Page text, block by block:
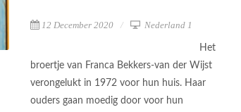
12 December 2020 Nederland 1
Het
broertje van Franca Bekkers-van der Wijst
verongelukt in 1972 voor hun huis. Haar
ouders gaan moedig door voor hun